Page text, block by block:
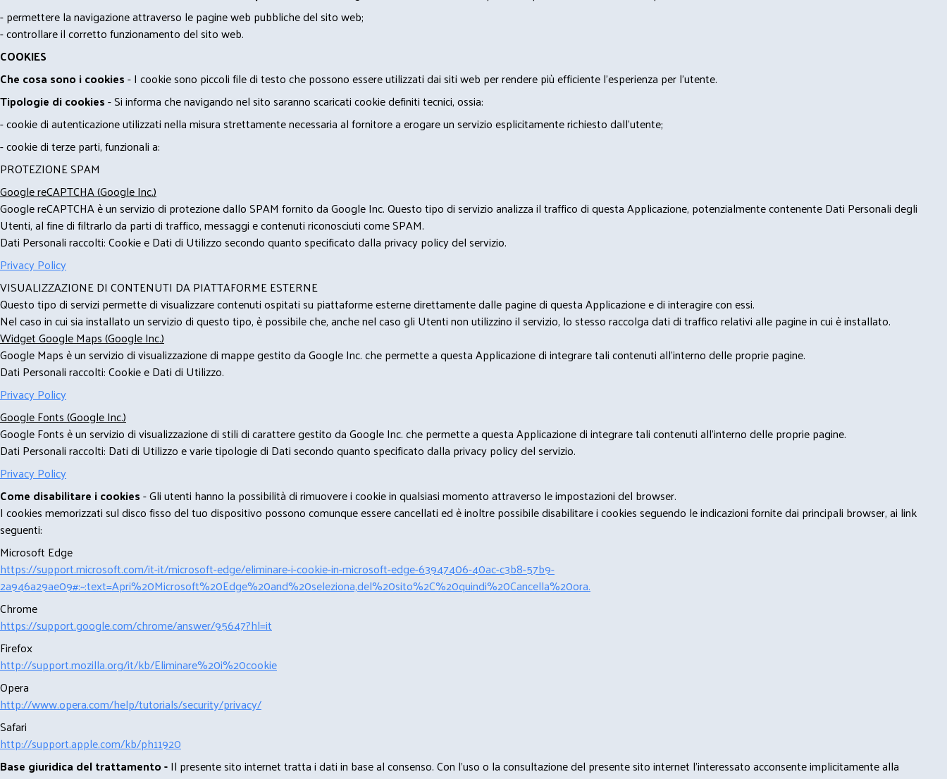
- permettere la navigazione attraverso le pagine web pubbliche del sito web;
- controllare il corretto funzionamento del sito web.
COOKIES
Che cosa sono i cookies- I cookie sono piccoli file di testo che possono essere utilizzati dai siti web per rendere più efficiente l'esperienza per l'utente.
Tipologie di cookies- Si informa che navigando nel sito saranno scaricati cookie definiti tecnici, ossia:
- cookie di autenticazione utilizzati nella misura strettamente necessaria al fornitore a erogare un servizio esplicitamente richiesto dall'utente;
- cookie di terze parti, funzionali a:
PROTEZIONE SPAM
Google reCAPTCHA (Google Inc.)
Google reCAPTCHA è un servizio di protezione dallo SPAM fornito da Google Inc. Questo tipo di servizio analizza il traffico di questa Applicazione, potenzialmente contenente Dati Personali degli
Utenti, al fine di filtrarlo da parti di traffico, messaggi e contenuti riconosciuti come SPAM.
Dati Personali raccolti: Cookie e Dati di Utilizzo secondo quanto specificato dalla privacy policy del servizio.
Privacy Policy
VISUALIZZAZIONE DI CONTENUTI DA PIATTAFORME ESTERNE
Questo tipo di servizi permette di visualizzare contenuti ospitati su piattaforme esterne direttamente dalle pagine di questa Applicazione e di interagire con essi.
Nel caso in cui sia installato un servizio di questo tipo, è possibile che, anche nel caso gli Utenti non utilizzino il servizio, lo stesso raccolga dati di traffico relativi alle pagine in cui è installato.
Widget Google Maps (Google Inc.)
Google Maps è un servizio di visualizzazione di mappe gestito da Google Inc. che permette a questa Applicazione di integrare tali contenuti all'interno delle proprie pagine.
Dati Personali raccolti: Cookie e Dati di Utilizzo.
Privacy Policy
Google Fonts (Google Inc.)
Google Fonts è un servizio di visualizzazione di stili di carattere gestito da Google Inc. che permette a questa Applicazione di integrare tali contenuti all'interno delle proprie pagine.
Dati Personali raccolti: Dati di Utilizzo e varie tipologie di Dati secondo quanto specificato dalla privacy policy del servizio.
Privacy Policy
Come disabilitare i cookies- Gli utenti hanno la possibilità di rimuovere i cookie in qualsiasi momento attraverso le impostazioni del browser.
I cookies memorizzati sul disco fisso del tuo dispositivo possono comunque essere cancellati ed è inoltre possibile disabilitare i cookies seguendo le indicazioni fornite dai principali browser, ai link
seguenti:
Microsoft Edge
https://support.microsoft.com/it-it/microsoft-edge/eliminare-i-cookie-in-microsoft-edge-63947406-40ac-c3b8-57b9-
2a946a29ae09#:~:text=Apri%20Microsoft%20Edge%20and%20seleziona,del%20sito%2C%20quindi%20Cancella%20ora.
Chrome
https://support.google.com/chrome/answer/95647?hl=it
Firefox
http://support.mozilla.org/it/kb/Eliminare%20i%20cookie
Opera
http://www.opera.com/help/tutorials/security/privacy/
Safari
http://support.apple.com/kb/ph11920
Base giuridica del trattamento -Il presente sito internet tratta i dati in base al consenso. Con l'uso o la consultazione del presente sito internet l’interessato acconsente implicitamente alla